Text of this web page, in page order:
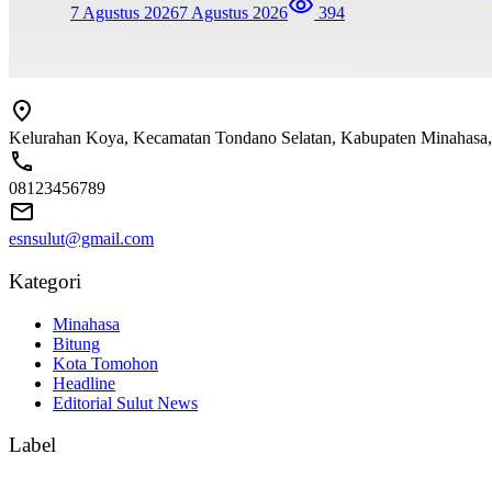
7 Agustus 20267 Agustus 2026 394
Kelurahan Koya, Kecamatan Tondano Selatan, Kabupaten
08123456789
esnsulut@gmail.com
Kategori
Minahasa
Bitung
Kota Tomohon
Headline
Editorial Sulut News
Label